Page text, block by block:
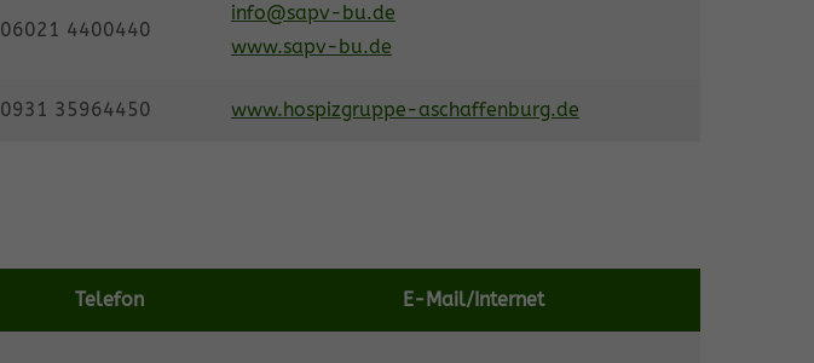
06021 4400440
info@sapv-bu.de
www.sapv-bu.de
0931 35964450 www.hospizgruppe-aschaffenburg.de
Telefon E-Mail/Internet